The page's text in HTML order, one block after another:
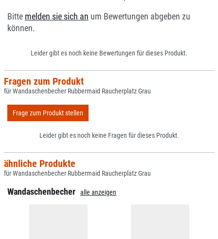
Bitte melden sie sich an um Bewertungen abgeben zu
können.
Leider gibt es noch keine Bewertungen für dieses Produkt.
Fragen zum Produkt
für Wandaschenbecher Rubbermaid Raucherplatz Grau
Frage zum Produkt stellen
Leider gibt es noch keine Fragen für dieses Produkt.
ähnliche Produkte
für Wandaschenbecher Rubbermaid Raucherplatz Grau
Wandaschenbecher alle anzeigen